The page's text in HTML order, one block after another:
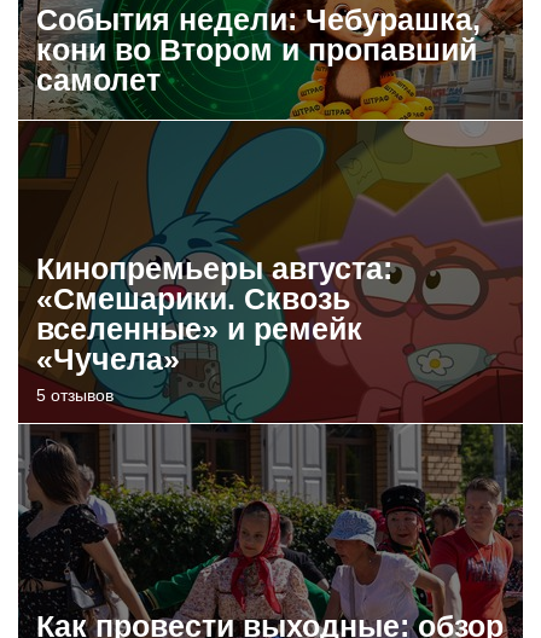
События недели: Чебурашка,
кони во Втором и пропавший
самолет
Кинопремьеры августа:
«Смешарики. Сквозь
вселенные» и ремейк
«Чучела»
5 отзывов
Как провести выходные: обзор